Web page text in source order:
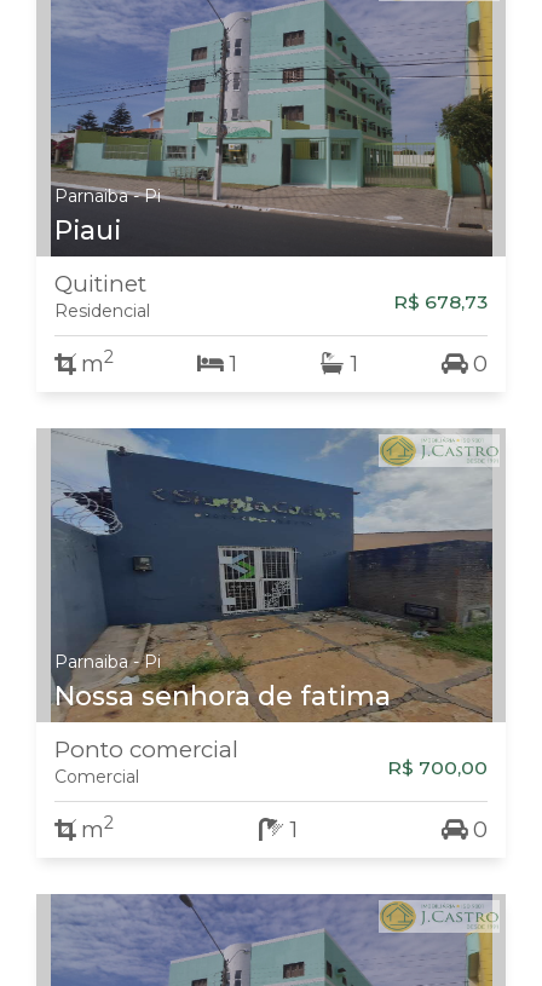
Parnaiba - Pi
Piaui
Quitinet
Residencial R$ 678,73
m2 1 1 0
Parnaiba - Pi
Nossa senhora de fatima
Ponto comercial
Comercial R$ 700,00
m2 1 0